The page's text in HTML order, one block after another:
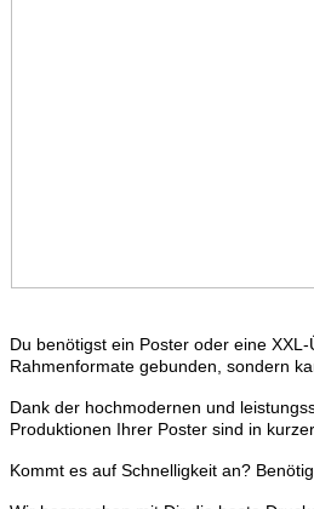
Du benötigst ein Poster oder eine
Rahmenformate gebunden, sondern
Dank der hochmodernen und
Produktionen Ihrer Poster sind in
Kommt es auf Schnelligkeit an?